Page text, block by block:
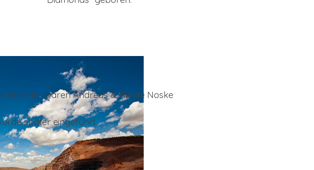
Gründer waren Andreas & Nicole Noske
später eingeführt.